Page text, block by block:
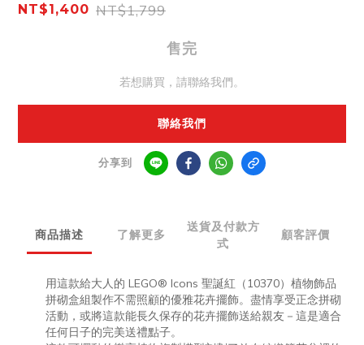
NT$1,400 NT$1,799
售完
若想購買，請聯絡我們。
聯絡我們
分享到
商品描述 了解更多
送貨及付款方
式
顧客評價
用這款給大人的 LEGO® Icons 聖誕紅（10370）植物飾品
拼砌盒組製作不需照顧的優雅花卉擺飾。盡情享受正念拼砌
活動，或將這款能長久保存的花卉擺飾送給親友－這是適合
任何日子的完美送禮點子。